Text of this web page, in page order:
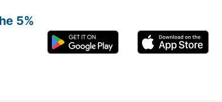
à urticária
alérgica ou urticária é
5%